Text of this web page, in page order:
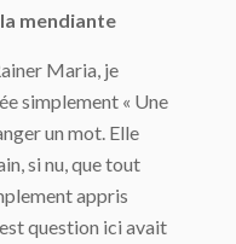
mendiante
Maria, je
simplement « Une
un mot. Elle
si nu, que tout
appris
question ici avait